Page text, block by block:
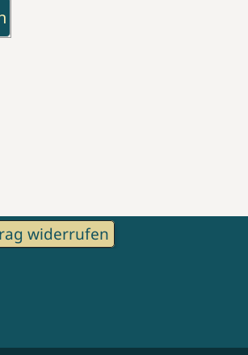
widerrufen